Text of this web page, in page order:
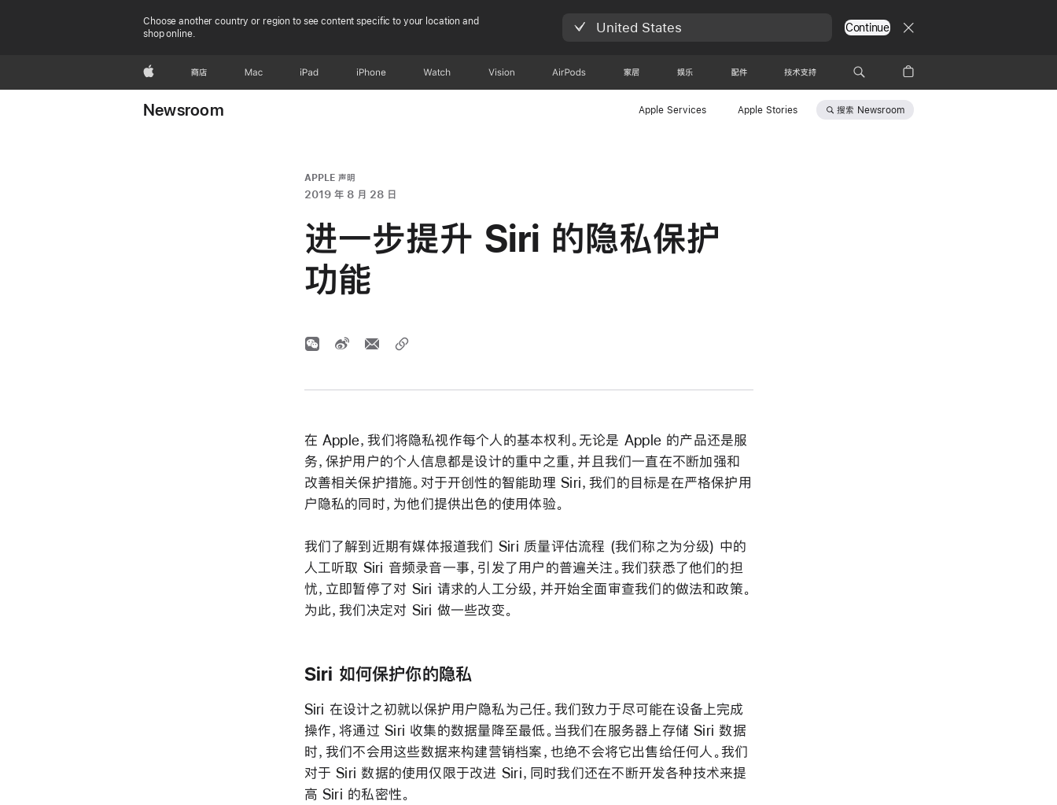
Choose another country or region to see content specific to your location and
shop online.
United States Continue
Apple 商店 Mac iPad iPhone Watch Vision AirPods 家居 娱乐 配件 技术支持
Newsroom Apple Services Apple Stories 搜索 Newsroom
APPLE 声明
2019 年 8 月 28 日
进一步提升 Siri 的隐私保护
功能
在 Apple，我们将隐私视作每个人的基本权利。无论是 Apple 的产品还是服
务，保护用户的个人信息都是设计的重中之重，并且我们一直在不断加强和
改善相关保护措施。对于开创性的智能助理 Siri，我们的目标是在严格保护用
户隐私的同时，为他们提供出色的使用体验。
我们了解到近期有媒体报道我们 Siri 质量评估流程 (我们称之为分级) 中的
人工听取 Siri 音频录音一事，引发了用户的普遍关注。我们获悉了他们的担
忧，立即暂停了对 Siri 请求的人工分级，并开始全面审查我们的做法和政策。
为此，我们决定对 Siri 做一些改变。
Siri 如何保护你的隐私
Siri 在设计之初就以保护用户隐私为己任。我们致力于尽可能在设备上完成
操作，将通过 Siri 收集的数据量降至最低。当我们在服务器上存储 Siri 数据
时，我们不会用这些数据来构建营销档案，也绝不会将它出售给任何人。我们
对于 Siri 数据的使用仅限于改进 Siri，同时我们还在不断开发各种技术来提
高 Siri 的私密性。